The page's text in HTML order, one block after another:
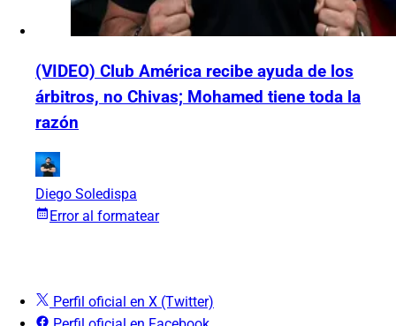
(VIDEO) Club América recibe ayuda de los
árbitros, no Chivas; Mohamed tiene toda la
razón
Diego Soledispa
Error al formatear
Perfil oficial en X (Twitter)